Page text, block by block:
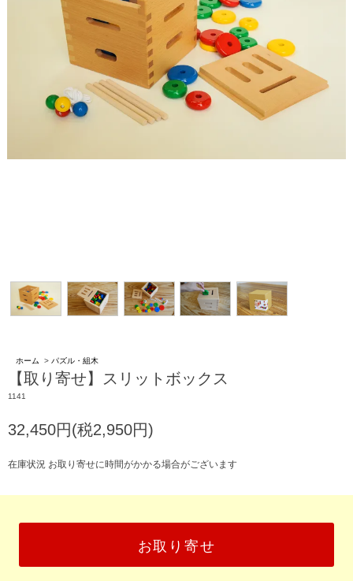
ホーム > パズル・組木
【取り寄せ】スリットボックス
1141
32,450円(税2,950円)
在庫状況 お取り寄せに時間がかかる場合がございます
お取り寄せ